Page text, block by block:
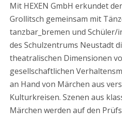
Mit HEXEN GmbH erkundet
Grollitsch gemeinsam mit
tanzbar_bremen und Schüler/
des Schulzentrums Neustadt
theatralischen Dimensionen
gesellschaftlichen
an Hand von Märchen aus
Kulturkreisen. Szenen aus
Märchen werden auf den